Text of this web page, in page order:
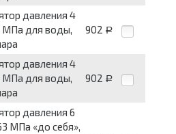
давления 4
для воды,
902 Р
давления 4
для воды,
902 Р
давления 6
МПа «до себя»,